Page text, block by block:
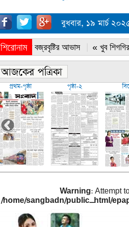
বুধবার, ১৯ মার্চ
শিরোনাম
« সারাদেশে বজ্রবৃষ্টির আভাস « খুব
প্রথম-পৃষ্ঠা পৃষ্ঠা-২
Warning: Attempt
/home/sangbadn/public_html/